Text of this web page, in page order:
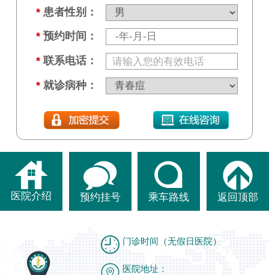
* 患者性别：
* 预约时间：
* 联系电话：
* 就诊病种：
医院介绍 预约挂号 乘车路线 返回顶部
门诊时间（无假日医院）
医院地址：